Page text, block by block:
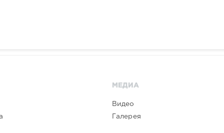
МЕДИА
Видео
Галерея